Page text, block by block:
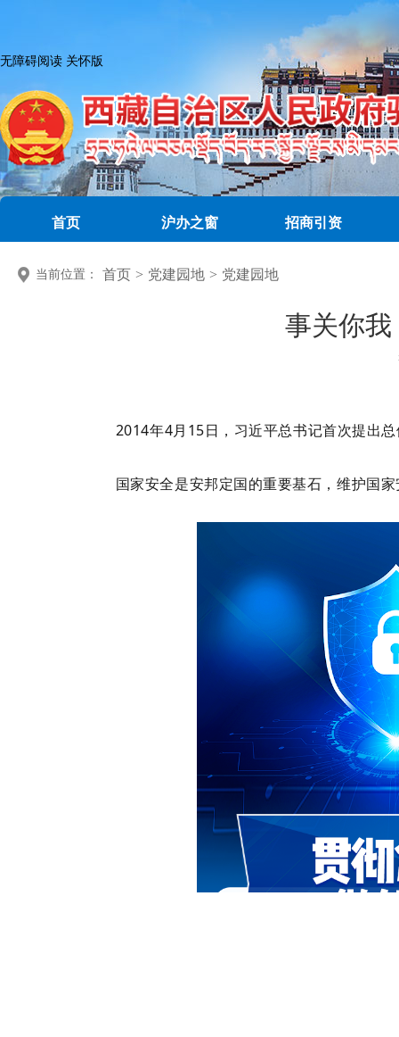
无障碍阅读 关怀版
首页 沪办之窗 招商引资
当前位置： 首页 > 党建园地 > 党建园地
事关你
2014年4月15日，习近平总书记首次提出
国家安全是安邦定国的重要基石，维护国